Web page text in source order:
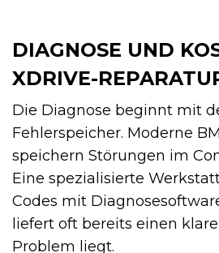
DIAGNOSE UND
XDRIVE-
Die Diagnose beginnt mit
Fehlerspeicher. Moderne
speichern Störungen im
Eine spezialisierte
Codes mit
liefert oft bereits einen
Problem liegt.